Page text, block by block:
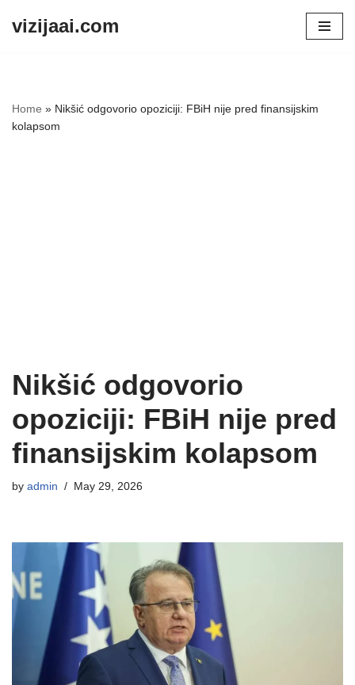
vizijaai.com
Home » Nikšić odgovorio opoziciji: FBiH nije pred finansijskim
kolapsom
Nikšić odgovorio
opoziciji: FBiH nije pred
finansijskim kolapsom
by admin May 29, 2026